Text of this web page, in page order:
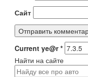
Сайт
Current ye@r*
Найти на сайте